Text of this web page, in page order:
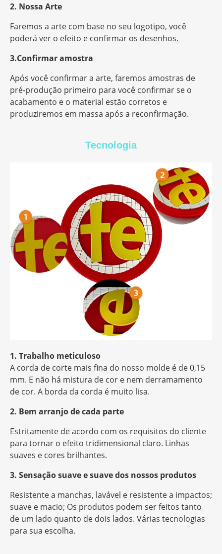
2. Nossa Arte
Faremos a arte com base no seu logotipo, você
poderá ver o efeito e confirmar os desenhos.
3.Confirmar amostra
Após você confirmar a arte, faremos amostras de
pré-produção primeiro para você confirmar se o
acabamento e o material estão corretos e
produziremos em massa após a reconfirmação.
Tecnologia
1. Trabalho meticuloso
A corda de corte mais fina do nosso molde é de 0,15
mm. E não há mistura de cor e nem derramamento
de cor. A borda da corda é muito lisa.
2. Bem arranjo de cada parte
Estritamente de acordo com os requisitos do cliente
para tornar o efeito tridimensional claro. Linhas
suaves e cores brilhantes.
3. Sensação suave e suave dos nossos produtos
Resistente a manchas, lavável e resistente a impactos;
suave e macio; Os produtos podem ser feitos tanto
de um lado quanto de dois lados. Várias tecnologias
para sua escolha.